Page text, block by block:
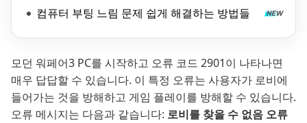
컴퓨터 부팅 느림 문제 쉽게 해결하는 방법들
모던 워페어3 PC를 시작하고 오류 코드 2901이 나타나면
매우 답답할 수 있습니다. 이 특정 오류는 사용자가 로비에
들어가는 것을 방해하고 게임 플레이를 방해할 수 있습니다.
오류 메시지는 다음과 같습니다: 로비를 찾을 수 없음 오류